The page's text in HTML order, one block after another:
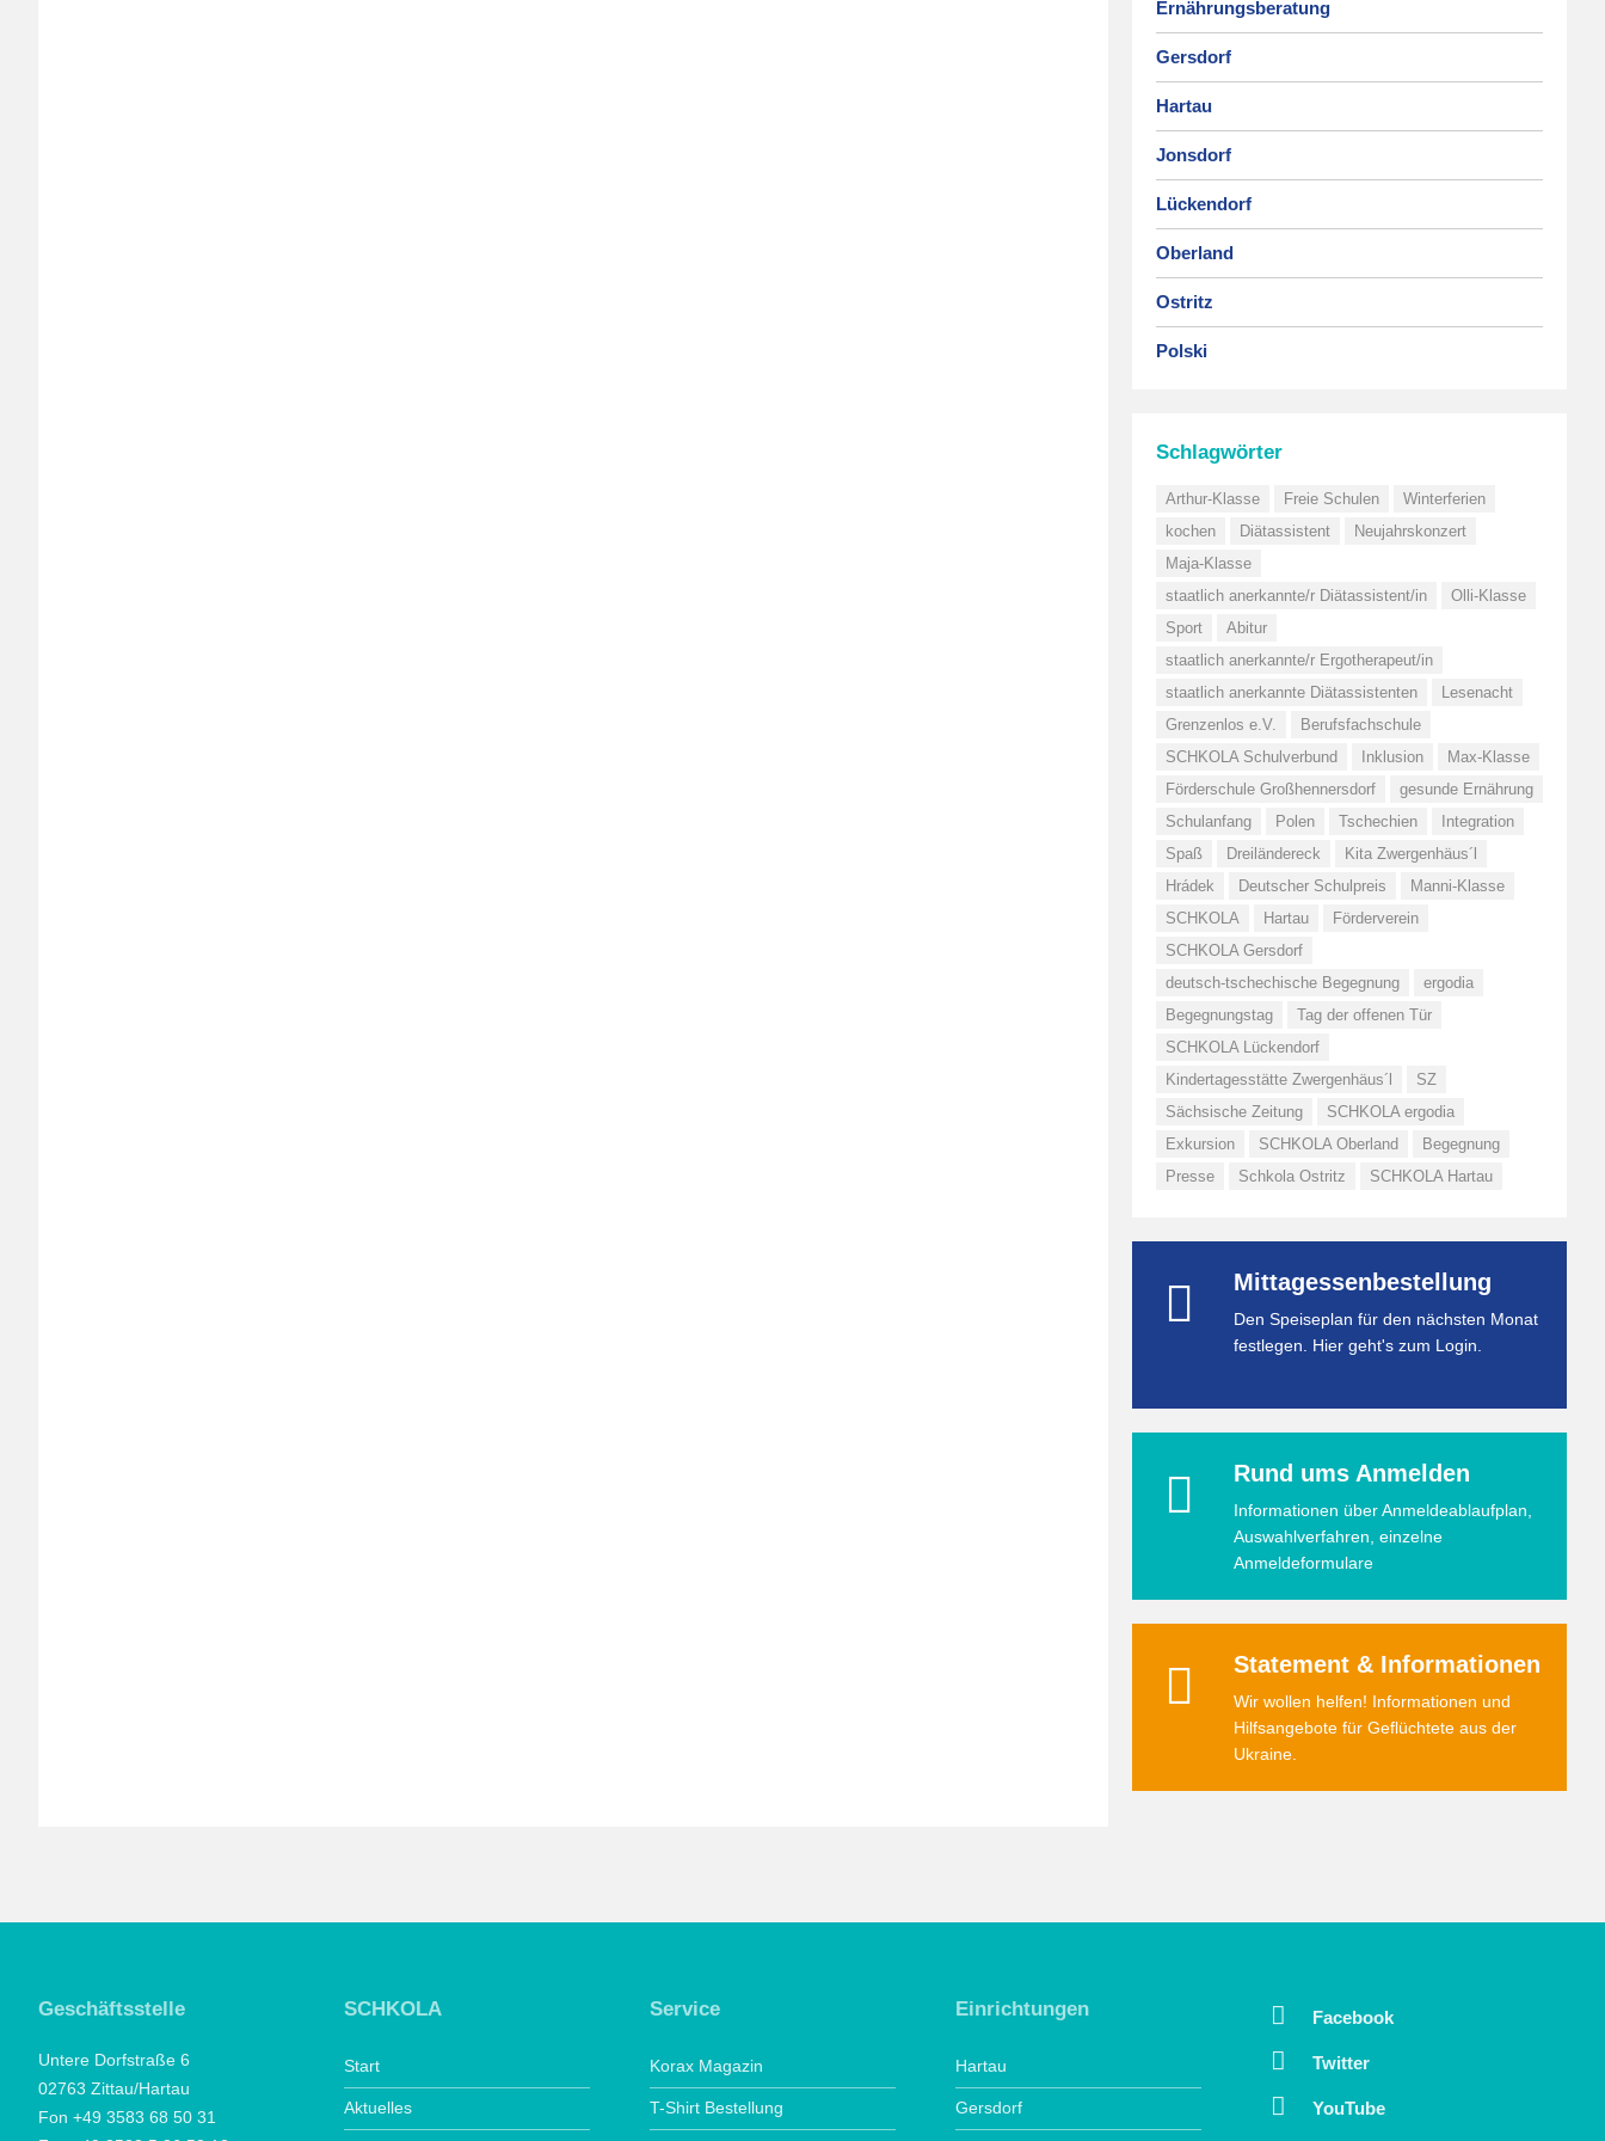
Ernährungsberatung
Gersdorf
Hartau
Jonsdorf
Lückendorf
Oberland
Ostritz
Polski
Schlagwörter
Arthur-Klasse Freie Schulen
Winterferien
kochen
Diätassistent
Neujahrskonzert
Maja-Klasse
staatlich anerkannte/r Diätassistent/in
Olli-Klasse
Sport
Abitur
staatlich anerkannte/r Ergotherapeut/in
staatlich anerkannte Diätassistenten
Lesenacht
Grenzenlos e.V.
Berufsfachschule
SCHKOLA Schulverbund
Inklusion
Max-Klasse
Förderschule Großhennersdorf
gesunde Ernährung
Schulanfang
Polen Tschechien
Integration
Spaß
Dreiländereck
Kita Zwergenhäus´l
Hrádek
Deutscher Schulpreis
Manni-Klasse
SCHKOLA
Hartau
Förderverein
SCHKOLA Gersdorf
deutsch-tschechische Begegnung
ergodia
Begegnungstag
Tag der offenen Tür
SCHKOLA Lückendorf
Kindertagesstätte Zwergenhäus´l
SZ
Sächsische Zeitung
SCHKOLA ergodia
Exkursion
SCHKOLA Oberland
Begegnung
Presse
Schkola Ostritz SCHKOLA Hartau
Mittagessenbestellung
Den Speiseplan für den nächsten Monat
festlegen. Hier geht's zum Login.
Rund ums Anmelden
Informationen über Anmeldeablaufplan,
Auswahlverfahren, einzelne
Anmeldeformulare
Statement & Informationen
Wir wollen helfen! Informationen und
Hilfsangebote für Geflüchtete aus der
Ukraine.
Geschäftsstelle
Untere Dorfstraße 6
02763 Zittau/Hartau
Fon +49 3583 68 50 31
SCHKOLA
Start
Aktuelles
Service
Korax Magazin
T-Shirt Bestellung
Einrichtungen
Hartau
Gersdorf
Facebook
Twitter
YouTube